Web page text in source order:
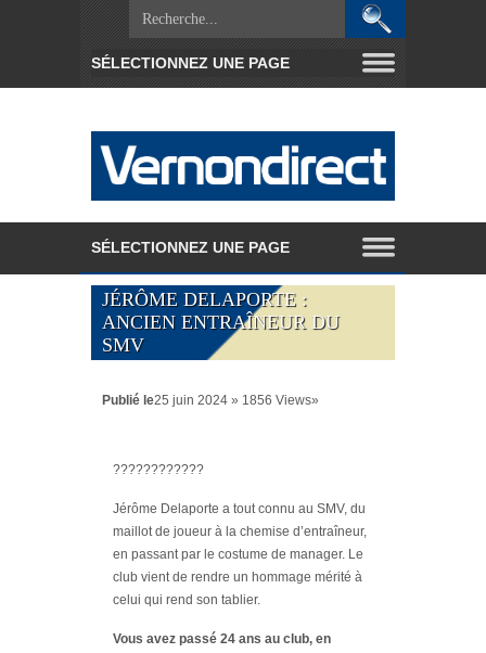
JÉRÔME DELAPORTE :
ANCIEN ENTRAÎNEUR DU
SMV
Publié le25 juin 2024 » 1856 Views»
????????????
Jérôme Delaporte a tout connu au SMV, du
maillot de joueur à la chemise d’entraîneur,
en passant par le costume de manager. Le
club vient de rendre un hommage mérité à
celui qui rend son tablier.
Vous avez passé 24 ans au club, en